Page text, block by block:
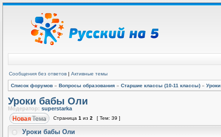
Сообщения без ответов | Активные темы
Список форумов » Вопросы образования » Старшие классы (10-11 классы) »
Уроки бабы Оли
Модератор: superstarka
Страница 1 из 2 [ Тем: 39 ]
Уроки бабы Оли